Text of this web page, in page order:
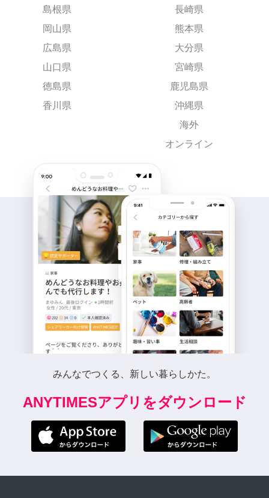
島根県
岡山県
広島県
山口県
徳島県
香川県
長崎県
熊本県
大分県
宮崎県
鹿児島県
沖縄県
海外
オンライン
みんなでつくる、新しい暮らしかた。
ANYTIMESアプリをダウンロード